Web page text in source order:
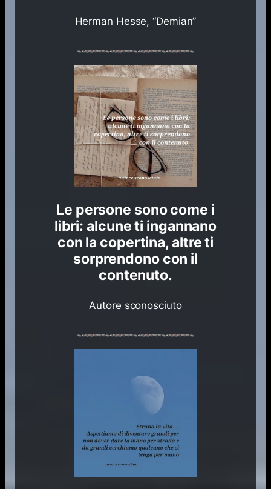
Herman Hesse, “Demian”
Le persone sono come i
libri: alcune ti ingannano
con la copertina, altre ti
sorprendono con il
contenuto.
Autore sconosciuto